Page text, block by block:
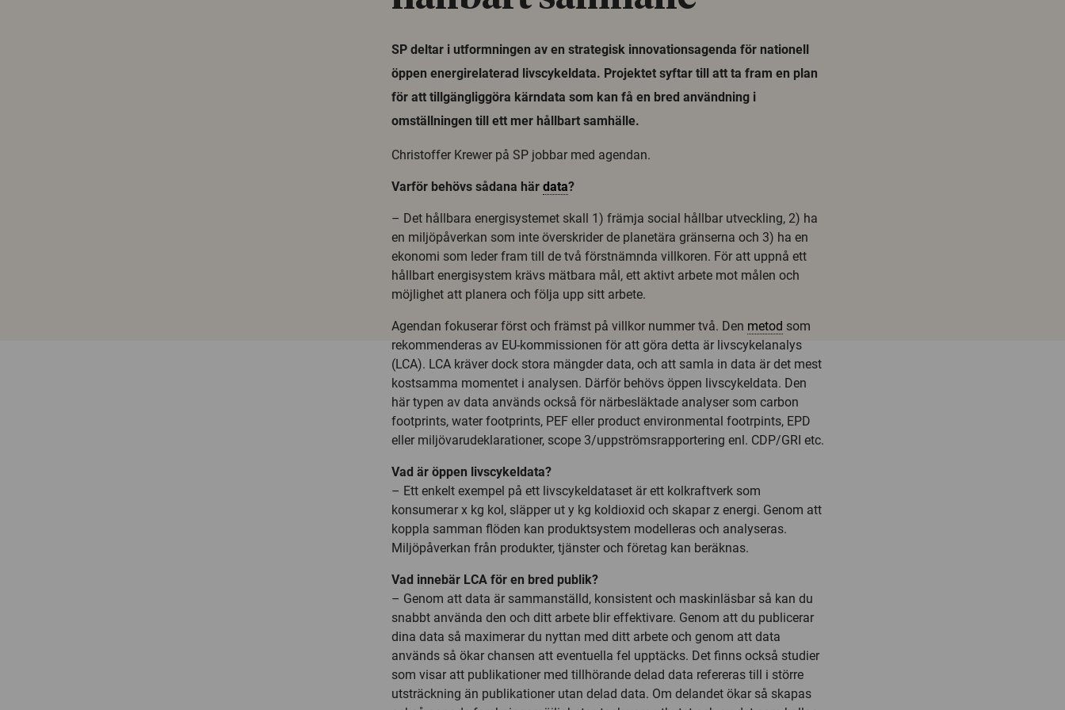
SP deltar i utformningen av en strategisk innovationsagenda för nationell
öppen energirelaterad livscykeldata. Projektet syftar till att ta fram en plan
för att tillgängliggöra kärndata som kan få en bred användning i
omställningen till ett mer hållbart samhälle.
Christoffer Krewer på SP jobbar med agendan.
Varför behövs sådana här data?
– Det hållbara energisystemet skall 1) främja social hållbar utveckling, 2) ha
en miljöpåverkan som inte överskrider de planetära gränserna och 3) ha en
ekonomi som leder fram till de två förstnämnda villkoren. För att uppnå ett
hållbart energisystem krävs mätbara mål, ett aktivt arbete mot målen och
möjlighet att planera och följa upp sitt arbete.
Agendan fokuserar först och främst på villkor nummer två. Den metod som
rekommenderas av EU-kommissionen för att göra detta är livscykelanalys
(LCA). LCA kräver dock stora mängder data, och att samla in data är det mest
kostsamma momentet i analysen. Därför behövs öppen livscykeldata. Den
här typen av data används också för närbesläktade analyser som carbon
footprints, water footprints, PEF eller product environmental footrpints, EPD
eller miljövarudeklarationer, scope 3/uppströmsrapportering enl. CDP/GRI etc.
Vad är öppen livscykeldata?
– Ett enkelt exempel på ett livscykeldataset är ett kolkraftverk som
konsumerar x kg kol, släpper ut y kg koldioxid och skapar z energi. Genom att
koppla samman flöden kan produktsystem modelleras och analyseras.
Miljöpåverkan från produkter, tjänster och företag kan beräknas.
Vad innebär LCA för en bred publik?
– Genom att data är sammanställd, konsistent och maskinläsbar så kan du
snabbt använda den och ditt arbete blir effektivare. Genom att du publicerar
dina data så maximerar du nyttan med ditt arbete och genom att data
används så ökar chansen att eventuella fel upptäcks. Det finns också studier
som visar att publikationer med tillhörande delad data refereras till i större
utsträckning än publikationer utan delad data. Om delandet ökar så skapas